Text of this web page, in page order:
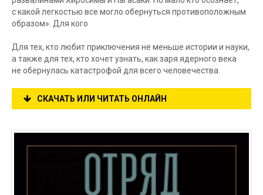
с какой легкостью все могло обернуться противоположным
образом». Для кого
Для тех, кто любит приключения не меньше истории и науки,
а также для тех, кто хочет узнать, как заря ядерного века
не обернулась катастрофой для всего человечества.
СКАЧАТЬ ИЛИ ЧИТАТЬ ОНЛАЙН